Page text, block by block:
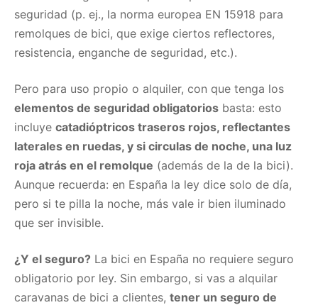
seguridad (p. ej., la norma europea EN 15918 para
remolques de bici, que exige ciertos reflectores,
resistencia, enganche de seguridad, etc.).
Pero para uso propio o alquiler, con que tenga los
elementos de seguridad obligatorios basta: esto
incluye catadióptricos traseros rojos, reflectantes
laterales en ruedas, y si circulas de noche, una luz
roja atrás en el remolque (además de la de la bici).
Aunque recuerda: en España la ley dice solo de día,
pero si te pilla la noche, más vale ir bien iluminado
que ser invisible.
¿Y el seguro? La bici en España no requiere seguro
obligatorio por ley. Sin embargo, si vas a alquilar
caravanas de bici a clientes, tener un seguro de